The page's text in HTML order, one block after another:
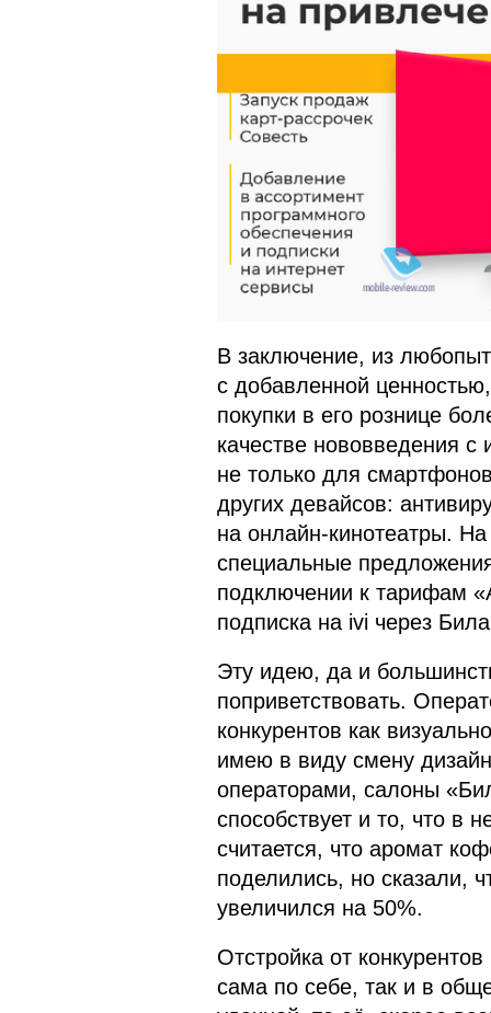
В заключение, из
с добавленной
покупки в его рознице
качестве нововведения
не только для
других девайсов:
на онлайн-кинотеатры.
специальные
подключении к тарифам
подписка на ivi через
Эту идею, да и
поприветствовать.
конкурентов как
имею в виду смену
операторами, салоны
способствует и то, что в
считается, что аромат
поделились, но сказали,
увеличился на 50%.
Отстройка от
сама по себе, так и в